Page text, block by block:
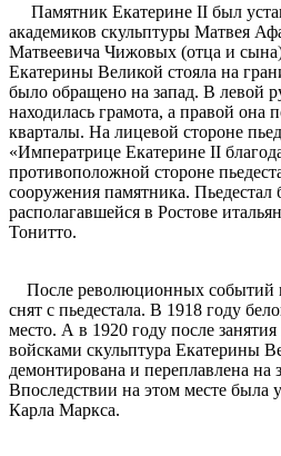
Памятник Екатерине II был
академиков скульптуры Матвея
Матвеевича Чижовых (отца и
Екатерины Великой стояла на
было обращено на запад. В левой
находилась грамота, а правой она
кварталы. На лицевой стороне
«Императрице Екатерине II
противоположной стороне
сооружения памятника. Пьедестал
располагавшейся в Ростове
Тонитто.
После революционных событий
снят с пьедестала. В 1918 году
место. А в 1920 году после
войсками скульптура Екатерины
демонтирована и переплавлена
Впоследствии на этом месте была
Карла Маркса.